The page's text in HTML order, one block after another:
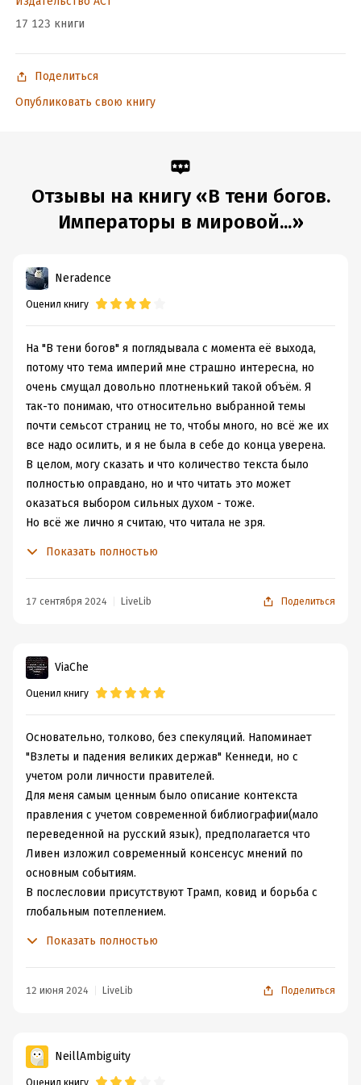
Год издания:
Переводчик:
Время на чтение: 18 ч.
17 123 книги
Поделиться
Опубликовать свою книгу
Отзывы на книгу «В тени богов.
Императоры в мировой...»
Neradence
Оценил книгу
На "В тени богов" я поглядывала с момента её выхода,
потому что тема империй мне страшно интересна, но
очень смущал довольно плотненький такой объём. Я
так-то понимаю, что относительно выбранной темы
почти семьсот страниц не то, чтобы много, но всё же их
все надо осилить, и я не была в себе до конца уверена.
В целом, могу сказать и что количество текста было
полностью оправдано, но и что читать это может
оказаться выбором сильных духом - тоже.
Но всё же лично я считаю, что читала не зря.
определение тому, что это вообще такое - а вопрос
оставили после себя исторические памятники, потом
же постепенно начинает обозревать те, про которые
много чего известно. В большинстве случаев автор
и не выставляет моральных ориентиров, более того,
иногда даже прямо предупреждает, что смотреть на
события прошедших веков надо через мораль того же
времени, что, безусловно, довольно логично, хотя
редко встречается в современной англоязычной
литературе.
На империи Ливен смотрит с точки зрения того,
сколько они жили и как справлялись с кризисами, на
императоров - с точки зрения эффективности их
правления. Например, когда население сокращается,
ясно, император был так себе управляющим лицом.
возвращается к сравнению императора с современным
которые монархи оставляли своим потомкам. И
действительно, многие схемы управления с тех пор не
Показать полностью
17 сентября 2024 LiveLib Поделиться
ViaChe
Оценил книгу
Основательно, толково, без спекуляций. Напоминает
"Взлеты и падения великих держав" Кеннеди, но с
учетом роли личности правителей.
Для меня самым ценным было описание контекста
правления с учетом современной библиографии(мало
переведенной на русский язык), предполагается что
Ливен изложил современный консенсус мнений по
основным событиям.
В послесловии присутствуют Трамп, ковид и борьба с
глобальным потеплением.
Показать полностью
12 июня 2024 LiveLib Поделиться
NeillAmbiguity
Оценил книгу